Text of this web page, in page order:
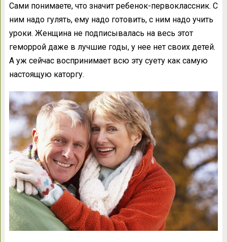
Сами понимаете, что значит ребенок-первоклассник. С
ним надо гулять, ему надо готовить, с ним надо учить
уроки. Женщина не подписывалась на весь этот
геморрой даже в лучшие годы, у нее нет своих детей.
А уж сейчас воспринимает всю эту суету как самую
настоящую каторгу.